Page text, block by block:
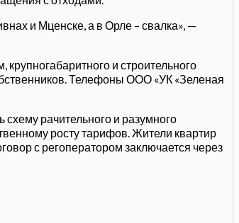
и Мценске, а в Орле – свалка», —
и строительного
Телефоны ООО «УК «Зеленая
рачительного и разумного
росту тарифов. Жители квартир
с регоператором заключается через